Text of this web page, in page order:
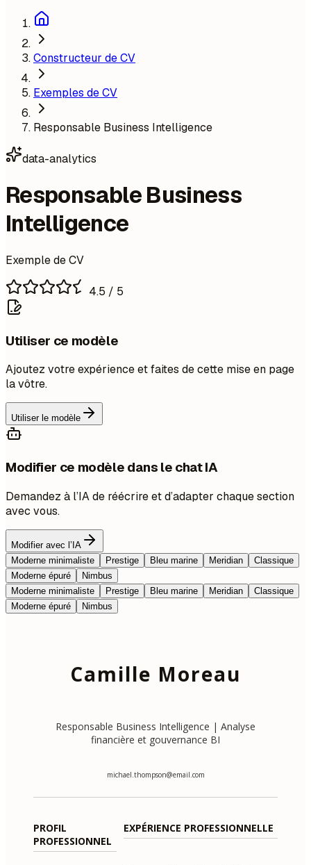
Constructeur de CV
Exemples de CV
Responsable Business Intelligence
data-analytics
Responsable Business
Intelligence
Exemple de CV
4.5 / 5
Utiliser ce modèle
Ajoutez votre expérience et faites de cette mise en page
la vôtre.
Utiliser le modèle
Modifier ce modèle dans le chat IA
Demandez à l’IA de réécrire et d’adapter chaque section
avec vous.
Modifier avec l’IA
Moderne minimaliste
Prestige Bleu marine Meridian
Classique
Moderne épuré
Nimbus
Moderne minimaliste
Prestige Bleu marine Meridian
Classique
Moderne épuré
Nimbus
Camille Moreau
Responsable Business Intelligence | Analyse
financière et gouvernance BI
michael.thompson@email.com
PROFIL
PROFESSIONNEL
EXPÉRIENCE PROFESSIONNELLE